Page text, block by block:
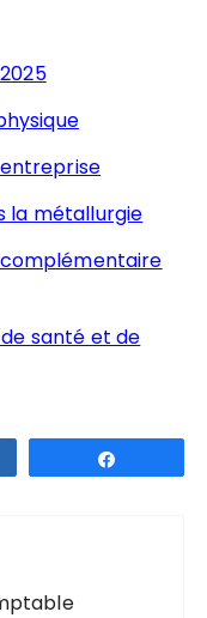
la métallurgie
santé et de